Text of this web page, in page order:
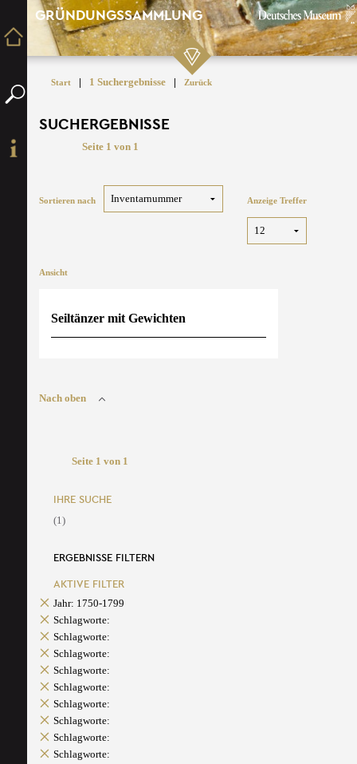
GRÜNDUNGSSAMMLUNG
Start | 1 Suchergebnisse | Zurück
SUCHERGEBNISSE
Seite 1 von 1
Sortieren nach Anzeige Treffer
Ansicht
Seiltänzer mit Gewichten
Nach oben
Seite 1 von 1
IHRE SUCHE
(1)
ERGEBNISSE FILTERN
AKTIVE FILTER
Jahr: 1750-1799
Schlagworte:
Schlagworte:
Schlagworte:
Schlagworte:
Schlagworte:
Schlagworte:
Schlagworte:
Schlagworte:
Schlagworte: